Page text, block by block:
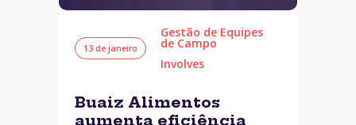
13 de janeiro
Gestão de Equipes
de Campo
Involves
Buaiz Alimentos
aumenta eficiência